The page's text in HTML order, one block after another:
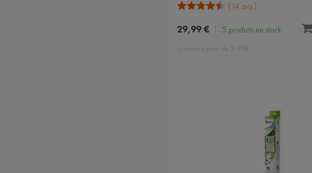
14 avis
29,99 € 5 produits en stock
Livraison à partir de 3,99€